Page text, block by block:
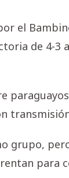
el
de 4-3
grupo,
para